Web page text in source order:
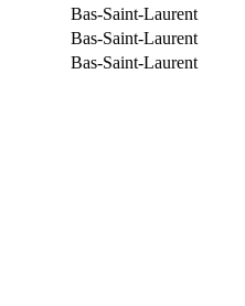
Bas-Saint-Laurent
Bas-Saint-Laurent
Bas-Saint-Laurent